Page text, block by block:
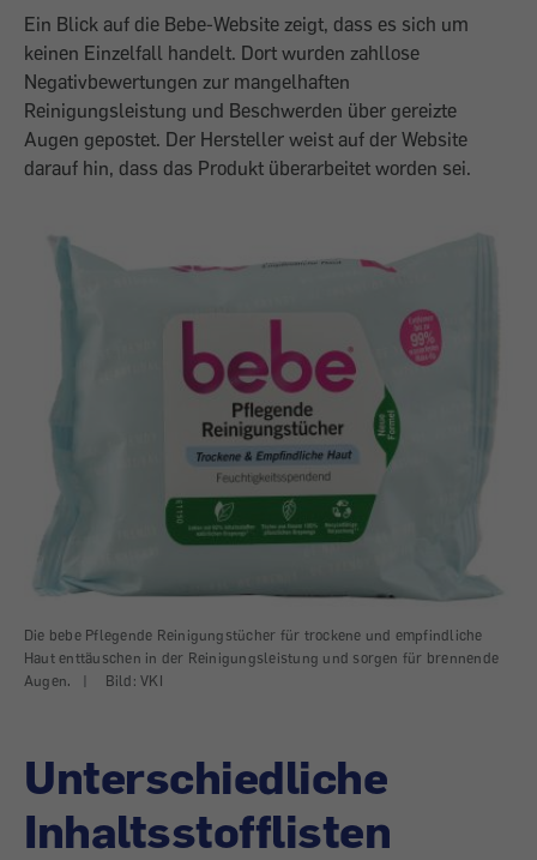
Die bebe Pflegende Reinigungstücher für trockene und empfindliche
Haut enttäuschen in der Reinigungsleistung und sorgen für brennende
Augen.
| Bild: VKI
Ein Blick auf die Bebe-Website zeigt, dass es sich um
keinen Einzelfall handelt. Dort wurden zahllose
Negativbewertungen zur mangelhaften
Reinigungsleistung und Beschwerden über gereizte
Augen gepostet. Der Hersteller weist auf der Website
darauf hin, dass das Produkt überarbeitet worden sei.
Unterschiedliche
Inhaltsstofflisten